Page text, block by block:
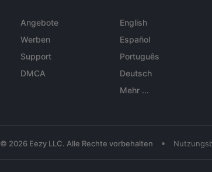
Angebote
Werben
Support
DMCA
English
Español
Português
Deutsch
Mehr ...
© 2026 Eezy LLC. Alle Rechte vorbehalten •